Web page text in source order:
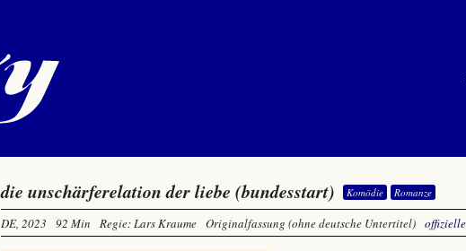
die unschärferelation der liebe (bundesstart) Komödie Romanze
DE, 2023 92 Min Regie: Lars Kraume Originalfassung (ohne deutsche Untertitel)